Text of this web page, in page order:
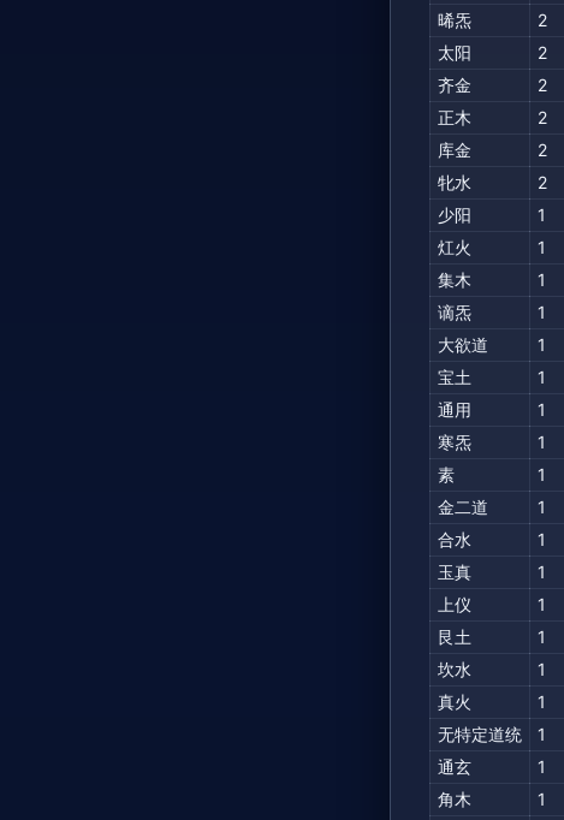
晞炁
2
太阳
2
齐金
2
正木
2
库金
2
牝水
2
少阳
1
灴火
1
集木
1
谪炁
1
大欲道
1
宝土
1
通用
1
寒炁
1
素
1
金二道
1
合水
1
玉真
1
上仪
1
艮土
1
坎水
1
真火
1
无特定道统
1
通玄
1
角木
1